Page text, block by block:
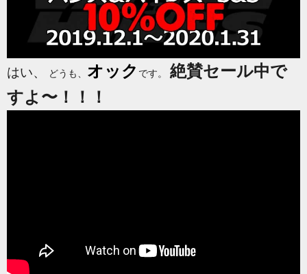
はい、 どうも、 オック です。 絶賛セール中で
すよ〜！！！